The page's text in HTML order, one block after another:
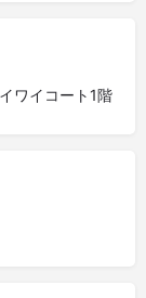
ワイコート1階